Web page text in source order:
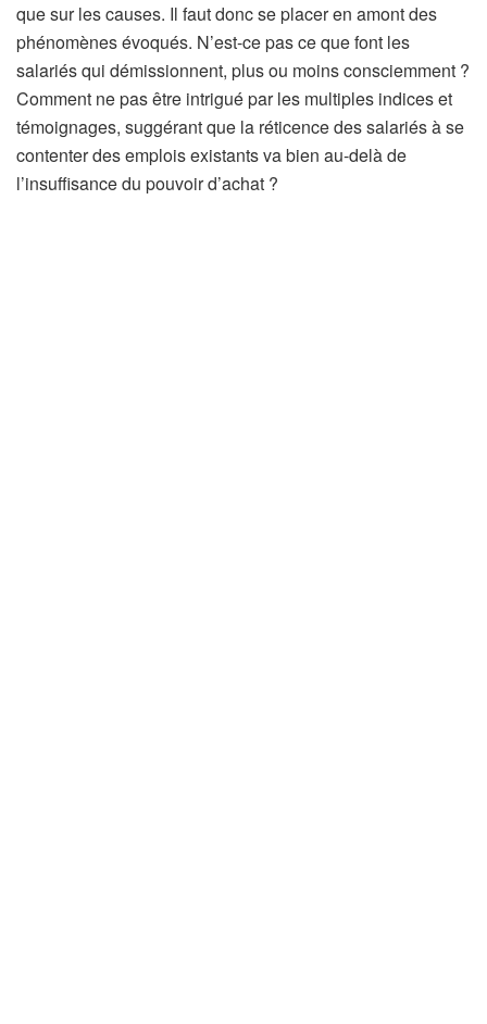
que sur les causes. Il faut donc se placer en amont des
phénomènes évoqués. N’est-ce pas ce que font les
salariés qui démissionnent, plus ou moins consciemment ?
Comment ne pas être intrigué par les multiples indices et
témoignages, suggérant que la réticence des salariés à se
contenter des emplois existants va bien au-delà de
l’insuffisance du pouvoir d’achat ?